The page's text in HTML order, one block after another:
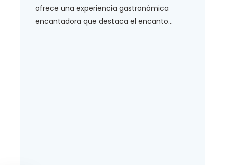
ofrece una experiencia gastronómica
encantadora que destaca el encanto...